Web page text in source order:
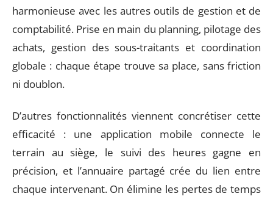
harmonieuse avec les autres outils de gestion et de
comptabilité. Prise en main du planning, pilotage des
achats, gestion des sous-traitants et coordination
globale : chaque étape trouve sa place, sans friction
ni doublon.
D’autres fonctionnalités viennent concrétiser cette
efficacité : une application mobile connecte le
terrain au siège, le suivi des heures gagne en
précision, et l’annuaire partagé crée du lien entre
chaque intervenant. On élimine les pertes de temps